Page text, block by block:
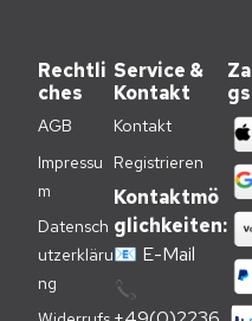
Rechtli
ches
AGB
Impressu
m
Datensch
utzerkläru
ng
Service &
Kontakt
Kontakt
Registrieren
Kontaktmö
glichkeiten:
📧 E-Mail
📞